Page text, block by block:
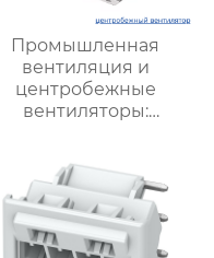
Промышленная
вентиляция и
центробежные
вентиляторы:
оптимизации
производственных
процессов